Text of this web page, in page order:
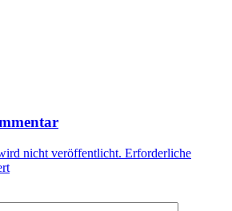
nicht veröffentlicht. Erforderliche